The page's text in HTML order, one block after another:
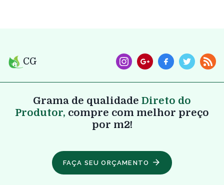
CG
Grama de qualidade Direto do
Produtor, compre com melhor preço
por m2!
FAÇA SEU ORÇAMENTO